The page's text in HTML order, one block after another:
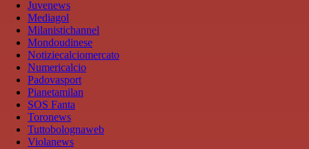
Juvenews
Mediagol
Milanistichannel
Mondoudinese
Notiziecalciomercato
Numericalcio
Padovasport
Pianetamilan
SOS Fanta
Toronews
Tuttobolognaweb
Violanews